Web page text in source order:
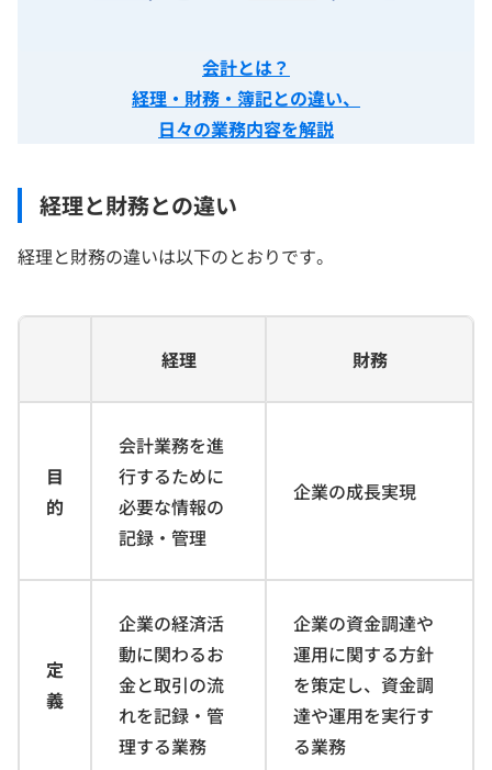
会計とは？
経理・財務・簿記との違い、
日々の業務内容を解説
経理と財務との違い
経理と財務の違いは以下のとおりです。
経理 財務
目
的
会計業務を進
行するために
必要な情報の
記録・管理
企業の成長実現
定
義
企業の経済活
動に関わるお
金と取引の流
れを記録・管
理する業務
企業の資金調達や
運用に関する方針
を策定し、資金調
達や運用を実行す
る業務